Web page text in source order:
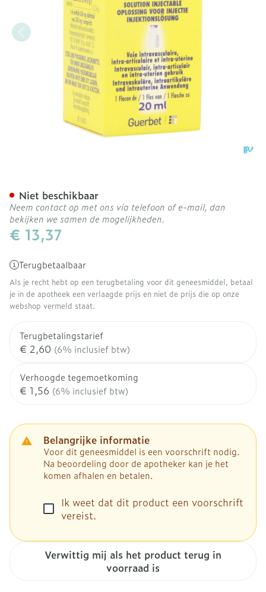
€ 13,37
Terugbetaalbaar
Als je recht hebt op een terugbetaling voor dit geneesmiddel, betaal
je in de apotheek een verlaagde prijs en niet de prijs die op onze
webshop vermeld staat.
Terugbetalingstarief
€ 2,60 (6% inclusief btw)
Verhoogde tegemoetkoming
€ 1,56 (6% inclusief btw)
Belangrijke informatie
Voor dit geneesmiddel is een voorschrift nodig.
Na beoordeling door de apotheker kan je het
komen afhalen en betalen.
Ik weet dat dit product een voorschrift
vereist.
Verwittig mij als het product terug in
voorraad is
Niet beschikbaar
Neem contact op met ons via telefoon of e-mail, dan
bekijken we samen de mogelijkheden.